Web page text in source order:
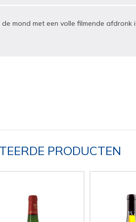
mond met een volle filmende afdronk
PRODUCTEN